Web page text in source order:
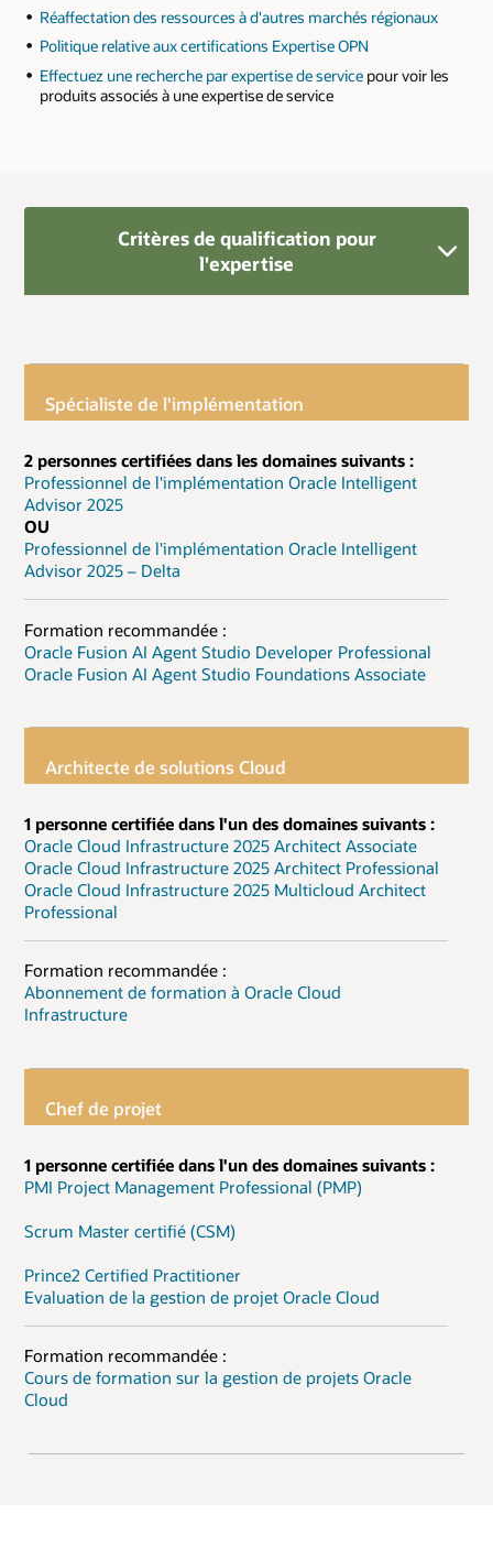
Réaffectation des ressources à d'autres marchés régionaux
Politique relative aux certifications Expertise OPN
Effectuez une recherche par expertise de service pour voir les
produits associés à une expertise de service
Critères de qualification pour
l'expertise
Spécialiste de l'implémentation
2 personnes certifiées dans les domaines suivants :
Professionnel de l'implémentation Oracle Intelligent
Advisor 2025
OU
Professionnel de l'implémentation Oracle Intelligent
Advisor 2025 – Delta
Formation recommandée :
Oracle Fusion AI Agent Studio Developer Professional
Oracle Fusion AI Agent Studio Foundations Associate
Architecte de solutions Cloud
1 personne certifiée dans l'un des domaines suivants :
Oracle Cloud Infrastructure 2025 Architect Associate
Oracle Cloud Infrastructure 2025 Architect Professional
Oracle Cloud Infrastructure 2025 Multicloud Architect
Professional
Formation recommandée :
Abonnement de formation à Oracle Cloud
Infrastructure
Chef de projet
1 personne certifiée dans l'un des domaines suivants :
PMI Project Management Professional (PMP)
Scrum Master certifié (CSM)
Prince2 Certified Practitioner
Evaluation de la gestion de projet Oracle Cloud
Formation recommandée :
Cours de formation sur la gestion de projets Oracle
Cloud